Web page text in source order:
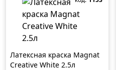
Латексная краска Magnat
Creative White 2.5л